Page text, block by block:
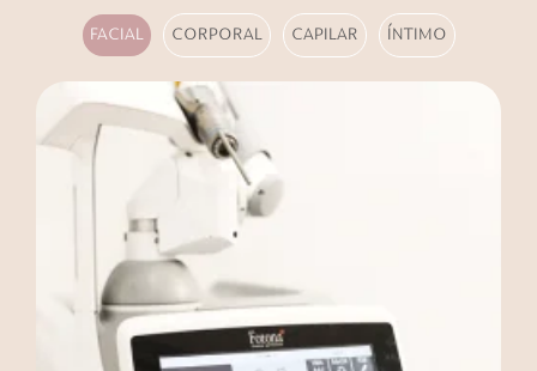
FACIAL CORPORAL CAPILAR ÍNTIMO